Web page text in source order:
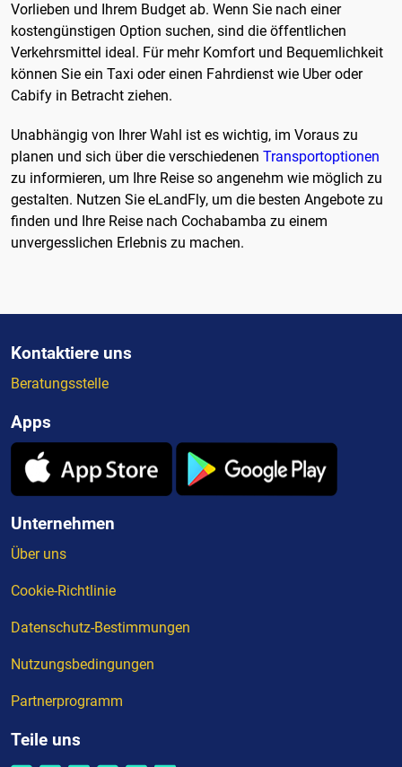
Vorlieben und Ihrem Budget ab. Wenn Sie nach einer
kostengünstigen Option suchen, sind die öffentlichen
Verkehrsmittel ideal. Für mehr Komfort und Bequemlichkeit
können Sie ein Taxi oder einen Fahrdienst wie Uber oder
Cabify in Betracht ziehen.
Unabhängig von Ihrer Wahl ist es wichtig, im Voraus zu
planen und sich über die verschiedenen Transportoptionen
zu informieren, um Ihre Reise so angenehm wie möglich zu
gestalten. Nutzen Sie eLandFly, um die besten Angebote zu
finden und Ihre Reise nach Cochabamba zu einem
unvergesslichen Erlebnis zu machen.
Kontaktiere uns
Beratungsstelle
Apps
Unternehmen
Über uns
Cookie-Richtlinie
Datenschutz-Bestimmungen
Nutzungsbedingungen
Partnerprogramm
Teile uns